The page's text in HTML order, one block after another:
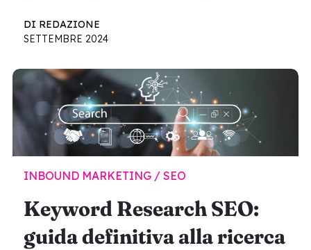
DI REDAZIONE
SETTEMBRE 2024
INBOUND MARKETING / SEO
Keyword Research SEO:
guida definitiva alla ricerca